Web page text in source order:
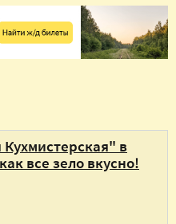
в
все зело вкусно!